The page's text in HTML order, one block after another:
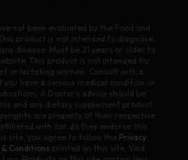
not been evaluated by the Food and
product is not intended to diagnose,
disease. Must be 21 years or older to
This product is not intended for
or lactating women. Consult with a
you have a serious medical condition or
A Doctor’s advice should be
and any dietary supplement product.
are property of their respective
with nor do they endorse this
site, you agree to follow the Privacy
Conditions printed on this site. Void